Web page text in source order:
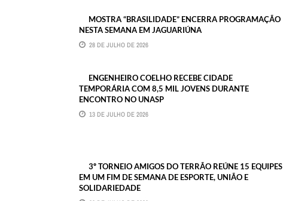
MOSTRA “BRASILIDADE” ENCERRA PROGRAMAÇÃO
NESTA SEMANA EM JAGUARIÚNA
28 DE JULHO DE 2026
ENGENHEIRO COELHO RECEBE CIDADE
TEMPORÁRIA COM 8,5 MIL JOVENS DURANTE
ENCONTRO NO UNASP
13 DE JULHO DE 2026
3º TORNEIO AMIGOS DO TERRÃO REÚNE 15 EQUIPES
EM UM FIM DE SEMANA DE ESPORTE, UNIÃO E
SOLIDARIEDADE